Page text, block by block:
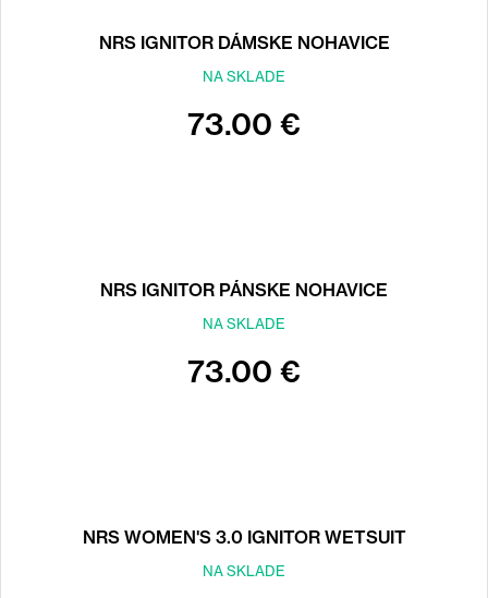
NRS IGNITOR DÁMSKE NOHAVICE
NA SKLADE
73.00 €
NRS IGNITOR PÁNSKE NOHAVICE
NA SKLADE
73.00 €
NRS WOMEN'S 3.0 IGNITOR WETSUIT
NA SKLADE